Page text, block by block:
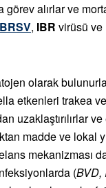
alırlar ve
BRSV, IBR virüsü ve
olarak
etkenleri trakea
uzaklaştırılırlar
madde ve lokal
mekanizması
(BVD,